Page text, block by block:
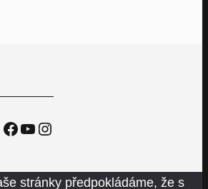
Facebook
YouTube
Instagram
stránky předpokládáme, že s